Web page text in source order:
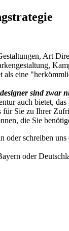
Art
als eine
sind
auch bietet,
Sie zu Ihrer
die Sie
schreiben
oder